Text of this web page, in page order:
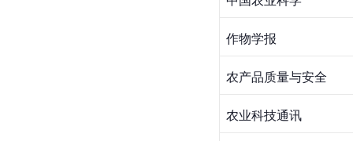
作物学报
农产品质量与安全
农业科技通讯